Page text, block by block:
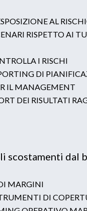
AL
RISPETTO AI
I RISCHI
DI
IL MANAGEMENT
DEI RISULTATI
scostamenti dal
MARGINI
DI